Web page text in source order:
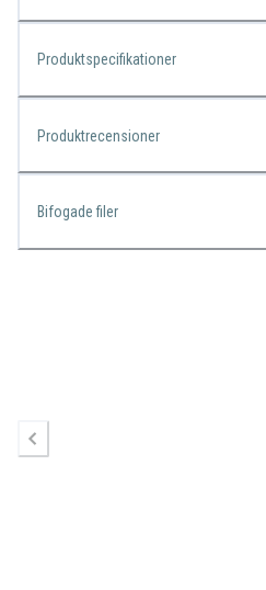
Produktspecifikationer
Produktrecensioner
Bifogade filer